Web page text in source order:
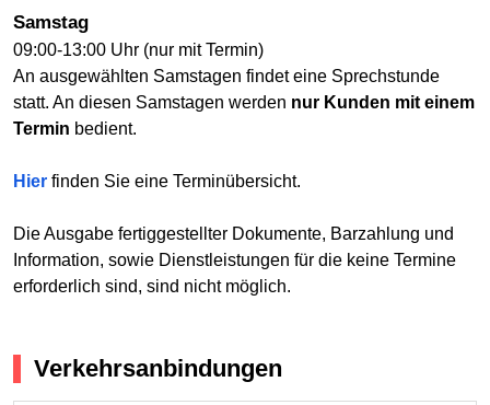
Samstag
09:00-13:00 Uhr (nur mit Termin)
An ausgewählten Samstagen findet eine Sprechstunde
statt. An diesen Samstagen werden nur Kunden mit einem
Termin bedient.
Hier finden Sie eine Terminübersicht.
Die Ausgabe fertiggestellter Dokumente, Barzahlung und
Information, sowie Dienstleistungen für die keine Termine
erforderlich sind, sind nicht möglich.
Verkehrsanbindungen